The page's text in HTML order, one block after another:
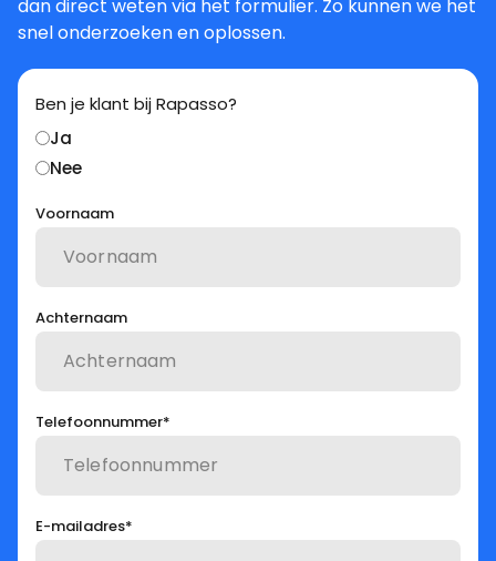
dan direct weten via het formulier. Zo kunnen we het
snel onderzoeken en oplossen.
Ben je klant bij Rapasso?
Ja
Nee
Voornaam
Achternaam
Telefoonnummer*
E-mailadres*